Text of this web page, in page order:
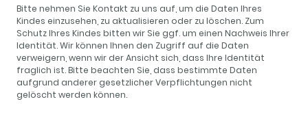
Bitte nehmen Sie Kontakt zu uns auf, um die Daten Ihres
Kindes einzusehen, zu aktualisieren oder zu löschen. Zum
Schutz Ihres Kindes bitten wir Sie ggf. um einen Nachweis Ihrer
Identität. Wir können Ihnen den Zugriff auf die Daten
verweigern, wenn wir der Ansicht sich, dass Ihre Identität
fraglich ist. Bitte beachten Sie, dass bestimmte Daten
aufgrund anderer gesetzlicher Verpflichtungen nicht
gelöscht werden können.